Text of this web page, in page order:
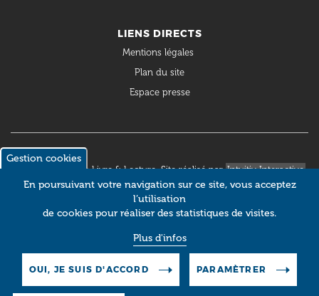
LIENS DIRECTS
Mentions légales
Plan du site
Espace presse
© 2018 Occitanie Livre & Lecture. Site réalisé parIntuitiv Interactive
Gestion cookies
En poursuivant votre navigation sur ce site, vous acceptez
l’utilisation
de cookies pour réaliser des statistiques de visites.
Plus d'infos
OUI, JE SUIS D'ACCORD PARAMÈTRER